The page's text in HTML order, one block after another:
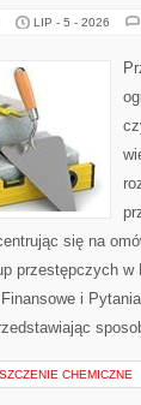
LIP - 5 - 2026
się na
przestępczych
i
CHEMICZNE